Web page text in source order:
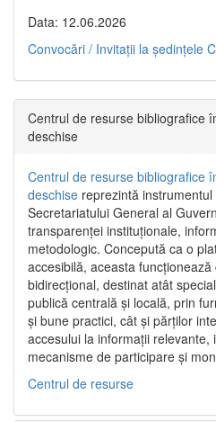
Data: 12.06.2026
Convocări / Invitaţii la şedinţele
Centrul de resurse bibliografice
deschise
Centrul de resurse bibliografice
deschise reprezintă
Secretariatului General al
transparenței instituționale,
metodologic. Concepută ca o
accesibilă, aceasta
bidirecțional, destinat atât
publică centrală și locală, prin
și bune practici, cât și părților
accesului la informații
mecanisme de participare și
Centrul de resurse